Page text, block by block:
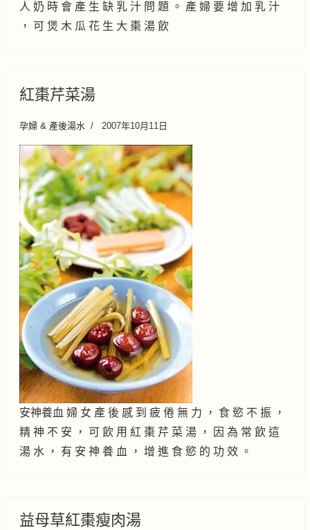
人 奶 時 會 產 生 缺 乳 汁 問 題 。 產 婦 要 增 加 乳 汁
， 可 煲 木 瓜 花 生 大 棗 湯 飲
紅棗芹菜湯
孕婦 & 產後湯水 2007年10月11日
安神養血 婦 女 產 後 感 到 疲 倦 無 力 ， 食 慾 不 振 ，
精 神 不 安 ， 可 飲 用 紅 棗 芹 菜 湯 ， 因 為 常 飲 這
湯 水 ， 有 安 神 養 血 ， 增 進 食 慾 的 功 效 。
益母草紅棗瘦肉湯